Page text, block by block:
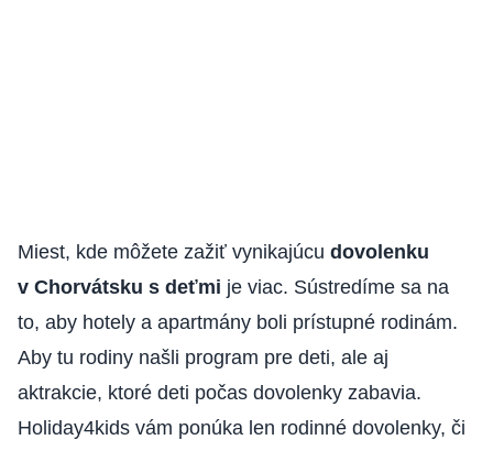
Miest, kde môžete zažiť vynikajúcu dovolenku
v Chorvátsku s deťmi je viac. Sústredíme sa na
to, aby hotely a apartmány boli prístupné rodinám.
Aby tu rodiny našli program pre deti, ale aj
aktrakcie, ktoré deti počas dovolenky zabavia.
Holiday4kids vám ponúka len rodinné dovolenky, či